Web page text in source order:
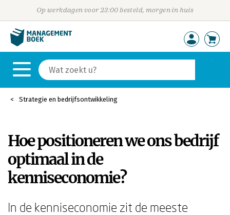
Op werkdagen voor 23:00 besteld, morgen in huis
Strategie en bedrijfsontwikkeling
Hoe positioneren we ons bedrijf
optimaal in de
kenniseconomie?
In de kenniseconomie zit de meeste